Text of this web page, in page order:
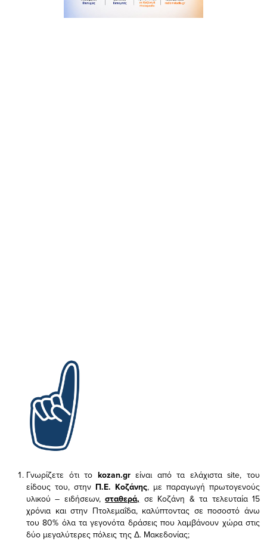
Γνωρίζετε ότι το kozan.gr είναι από τα ελάχισταsite, του
είδους του, στην Π.Ε. Κοζάνης, με παραγωγή πρωτογενούς
υλικού – ειδήσεων,σταθερά, σε Κοζάνη & τα τελευταία 15
χρόνια και στην Πτολεμαΐδα, καλύπτοντας σε ποσοστό άνω
του 80% όλα τα γεγονότα δράσεις που λαμβάνουν χώρα στις
δύο μεγαλύτερες πόλεις της Δ. Μακεδονίας;